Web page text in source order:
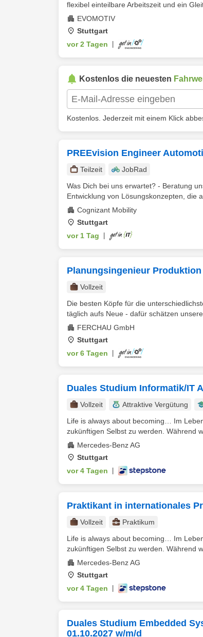
flexibel einteilbare Arbeitszeit und ein
EVOMOTIV
Stuttgart
vor 2 Tagen
Kostenlos die neuesten
Kostenlos. Jederzeit mit einem Klick
PREEvision Engineer
Teilzeit
JobRad
Was Dich bei uns erwartet? - Beratung
Entwicklung von Lösungskonzepten, die
Cognizant Mobility
Stuttgart
vor 1 Tag
Planungsingenieur
Vollzeit
Die besten Köpfe für die
täglich aufs Neue - dafür schätzen unsere
FERCHAU GmbH
Stuttgart
vor 6 Tagen
Duales Studium Informatik/IT
Vollzeit Attraktive Vergütung
Life is always about becoming… Im
zukünftigen Selbst zu werden. Während
Mercedes-Benz AG
Stuttgart
vor 4 Tagen
Praktikant in internationales
Vollzeit
Praktikum
Life is always about becoming… Im
zukünftigen Selbst zu werden. Während
Mercedes-Benz AG
Stuttgart
vor 4 Tagen
Duales Studium Embedded
01.10.2027 w/m/d